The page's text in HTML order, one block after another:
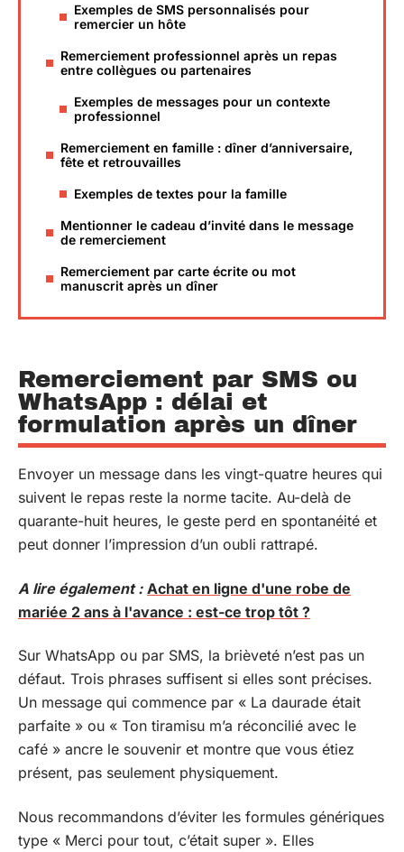
Exemples de SMS personnalisés pour
remercier un hôte
Remerciement professionnel après un repas
entre collègues ou partenaires
Exemples de messages pour un contexte
professionnel
Remerciement en famille : dîner d’anniversaire,
fête et retrouvailles
Exemples de textes pour la famille
Mentionner le cadeau d’invité dans le message
de remerciement
Remerciement par carte écrite ou mot
manuscrit après un dîner
Remerciement par SMS ou
WhatsApp : délai et
formulation après un dîner
Envoyer un message dans les vingt-quatre heures qui
suivent le repas reste la norme tacite. Au-delà de
quarante-huit heures, le geste perd en spontanéité et
peut donner l’impression d’un oubli rattrapé.
A lire également : Achat en ligne d'une robe de
mariée 2 ans à l'avance : est-ce trop tôt ?
Sur WhatsApp ou par SMS, la brièveté n’est pas un
défaut. Trois phrases suffisent si elles sont précises.
Un message qui commence par « La daurade était
parfaite » ou « Ton tiramisu m’a réconcilié avec le
café » ancre le souvenir et montre que vous étiez
présent, pas seulement physiquement.
Nous recommandons d’éviter les formules génériques
type « Merci pour tout, c’était super ». Elles